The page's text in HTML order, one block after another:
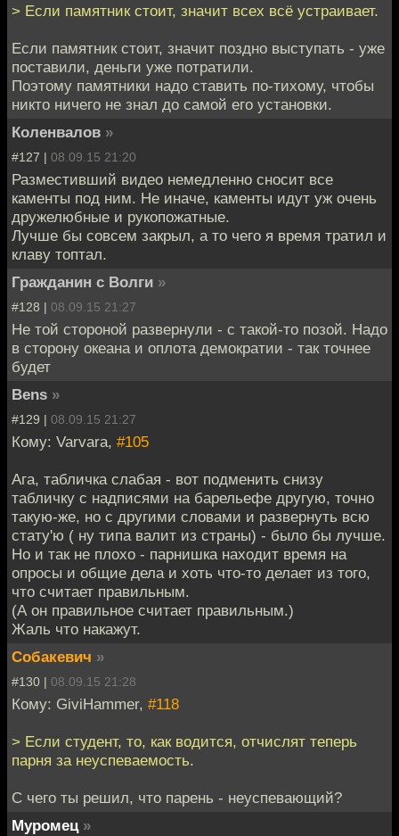
> Если памятник стоит, значит всех всё устраивает.
Если памятник стоит, значит поздно выступать - уже
поставили, деньги уже потратили.
Поэтому памятники надо ставить по-тихому, чтобы
никто ничего не знал до самой его установки.
Коленвалов »
#127 | 08.09.15 21:20
Разместивший видео немедленно сносит все
каменты под ним. Не иначе, каменты идут уж очень
дружелюбные и рукопожатные.
Лучше бы совсем закрыл, а то чего я время тратил и
клаву топтал.
Гражданин с Волги »
#128 | 08.09.15 21:27
Не той стороной развернули - с такой-то позой. Надо
в сторону океана и оплота демократии - так точнее
будет
Bens »
#129 | 08.09.15 21:27
Кому: Varvara, #105
Ага, табличка слабая - вот подменить снизу
табличку с надписями на барельефе другую, точно
такую-же, но с другими словами и развернуть всю
стату'ю ( ну типа валит из страны) - было бы лучше.
Но и так не плохо - парнишка находит время на
опросы и общие дела и хоть что-то делает из того,
что считает правильным.
(А он правильное считает правильным.)
Жаль что накажут.
Собакевич »
#130 | 08.09.15 21:28
Кому: GiviHammer, #118
> Если студент, то, как водится, отчислят теперь
парня за неуспеваемость.
С чего ты решил, что парень - неуспевающий?
Муромец »